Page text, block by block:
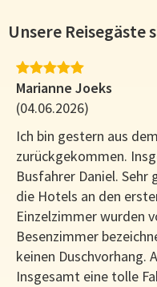
Unsere Reisegäste
Marianne Joeks
(04.06.2026)
Ich bin gestern aus
zurückgekommen.
Busfahrer Daniel.
die Hotels an den
Einzelzimmer wurden
Besenzimmer
keinen Duschvorhang.
Insgesamt eine tolle